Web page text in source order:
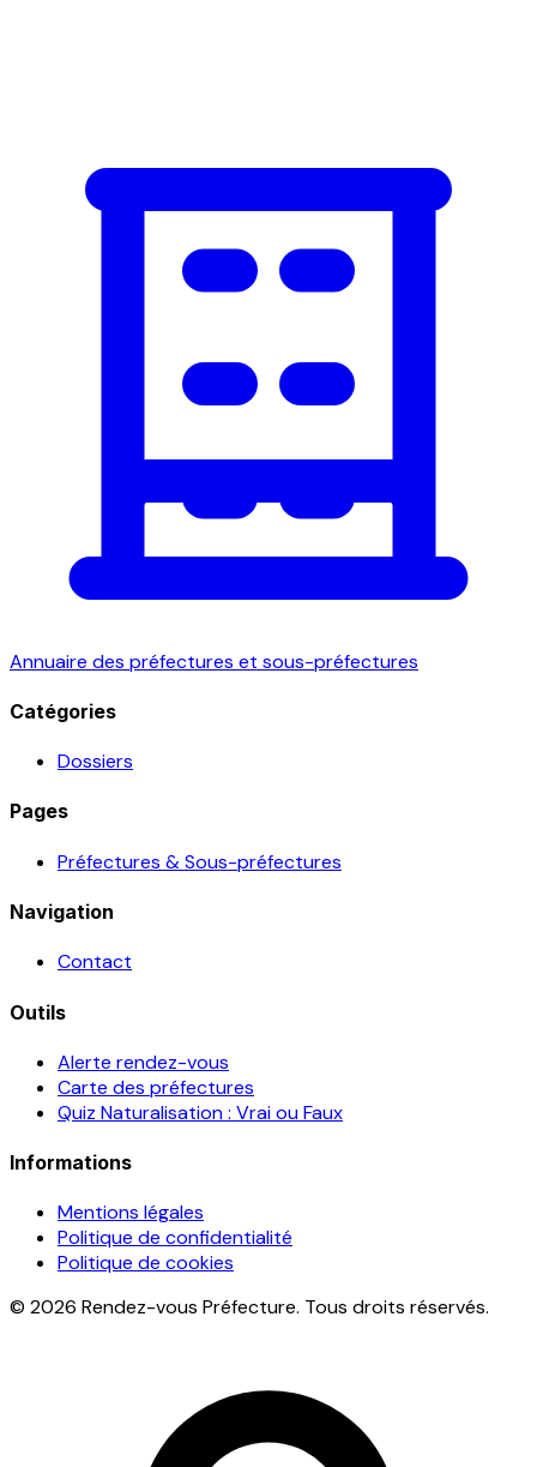
Annuaire des préfectures et sous-préfectures
Catégories
Dossiers
Pages
Préfectures & Sous-préfectures
Navigation
Contact
Outils
Alerte rendez-vous
Carte des préfectures
Quiz Naturalisation : Vrai ou Faux
Informations
Mentions légales
Politique de confidentialité
Politique de cookies
© 2026 Rendez-vous Préfecture. Tous droits réservés.